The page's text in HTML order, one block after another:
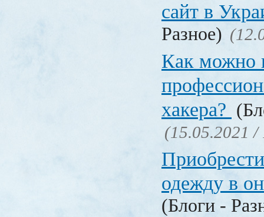
сайт в
Разное)
Как можно
хакера?
(15.05.2021 /
одежду в
(Блоги -